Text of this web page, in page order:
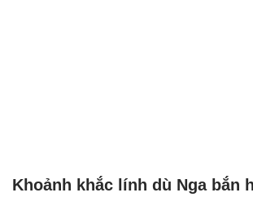
Khoảnh khắc lính dù Nga bắn